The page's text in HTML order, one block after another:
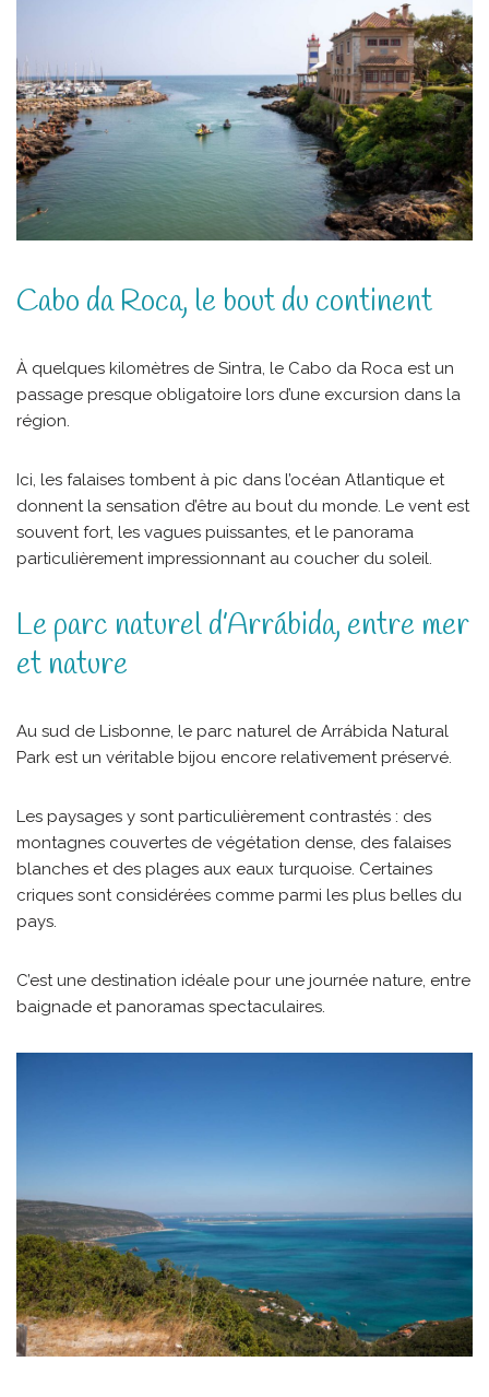
Cabo da Roca, le bout du continent
À quelques kilomètres de Sintra, le Cabo da Roca est un
passage presque obligatoire lors d’une excursion dans la
région.
Ici, les falaises tombent à pic dans l’océan Atlantique et
donnent la sensation d’être au bout du monde. Le vent est
souvent fort, les vagues puissantes, et le panorama
particulièrement impressionnant au coucher du soleil.
Le parc naturel d’Arrábida, entre mer
et nature
Au sud de Lisbonne, le parc naturel de Arrábida Natural
Park est un véritable bijou encore relativement préservé.
Les paysages y sont particulièrement contrastés : des
montagnes couvertes de végétation dense, des falaises
blanches et des plages aux eaux turquoise. Certaines
criques sont considérées comme parmi les plus belles du
pays.
C’est une destination idéale pour une journée nature, entre
baignade et panoramas spectaculaires.